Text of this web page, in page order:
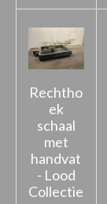
Rechtho
ek
schaal
met
handvat
- Lood
Collectie